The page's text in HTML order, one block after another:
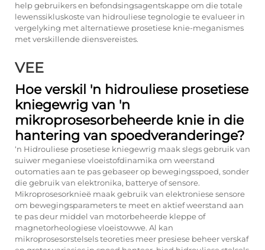
help gebruikers en befondsingsagentskappe om die totale
lewenssikluskoste van hidrouliese tegnologie te evalueer in
vergelyking met alternatiewe prosetiese knie-meganismes
met verskillende diensvereistes.
VEE
Hoe verskil 'n hidrouliese prosetiese
kniegewrig van 'n
mikroprosesorbeheerde knie in die
hantering van spoedveranderinge?
‘n Hidrouliese prosetiese kniegewrig maak slegs gebruik van
suiwer meganiese vloeistofdinamika om weerstand
outomaties aan te pas gebaseer op bewegingsspoed, sonder
die gebruik van elektronika, batterye of sensore.
Mikroprosesorknieë maak gebruik van elektroniese sensore
om bewegingsparameters te meet en aktief weerstand aan
te pas deur middel van motorbeheerde kleppe of
magnetorheologiese vloeistowwe. Al kan
mikroprosesorstelsels teoreties meer presiese beheer verskaf